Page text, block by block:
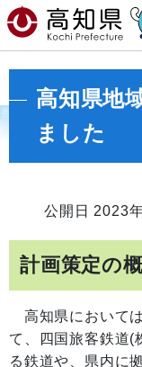
高知県地
ました
公開日 2023
計画策定の
高知県において
て、四国旅客鉄道(
る鉄道や、県内に